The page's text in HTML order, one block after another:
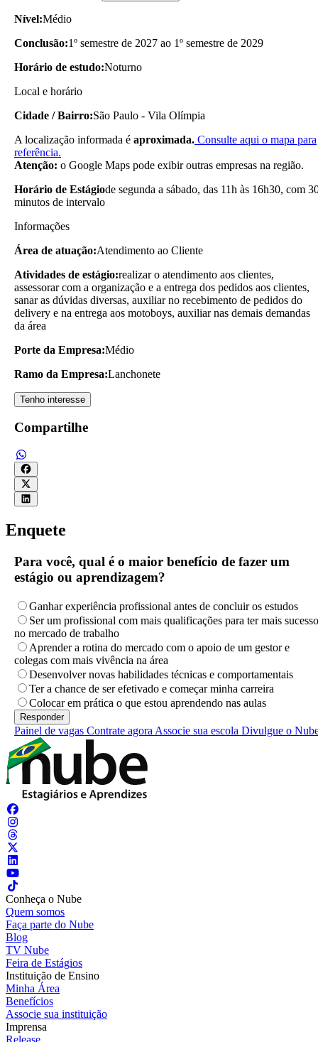
Nível:Médio
Conclusão:1º semestre de 2027 ao 1º semestre de 2029
Horário de estudo:Noturno
Local e horário
Cidade / Bairro:São Paulo - Vila Olímpia
A localização informada é aproximada. Consulte aqui o mapa para
referência.
Atenção: o Google Maps pode exibir outras empresas na região.
Horário de Estágiode segunda a sábado, das 11h às 16h30, com
minutos de intervalo
Informações
Área de atuação:Atendimento ao Cliente
Atividades de estágio:realizar o atendimento aos clientes,
assessorar com a organização e a entrega dos pedidos aos clientes,
sanar as dúvidas diversas, auxiliar no recebimento de pedidos do
delivery e na entrega aos motoboys, auxiliar nas demais demandas
da área
Porte da Empresa:Médio
Ramo da Empresa:Lanchonete
Tenho interesse
Compartilhe
Enquete
Para você, qual é o maior benefício de fazer um
estágio ou aprendizagem?
Ganhar experiência profissional antes de concluir os estudos
Ser um profissional com mais qualificações para ter mais sucesso
no mercado de trabalho
Aprender a rotina do mercado com o apoio de um gestor e
colegas com mais vivência na área
Desenvolver novas habilidades técnicas e comportamentais
Ter a chance de ser efetivado e começar minha carreira
Colocar em prática o que estou aprendendo nas aulas
Painel de vagas Contrate agora Associe sua escola Divulgue o
Conheça o Nube
Quem somos
Faça parte do Nube
Blog
TV Nube
Feira de Estágios
Instituição de Ensino
Minha Área
Benefícios
Associe sua instituição
Imprensa
Release